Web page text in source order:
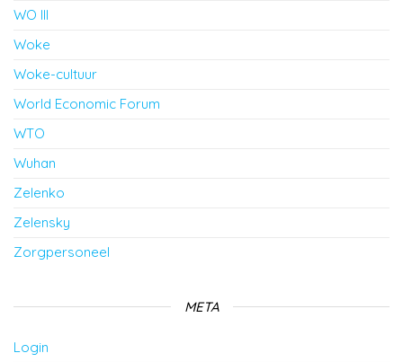
WO III
Woke
Woke-cultuur
World Economic Forum
WTO
Wuhan
Zelenko
Zelensky
Zorgpersoneel
META
Login